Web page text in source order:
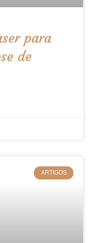
para
de
ARTIGOS